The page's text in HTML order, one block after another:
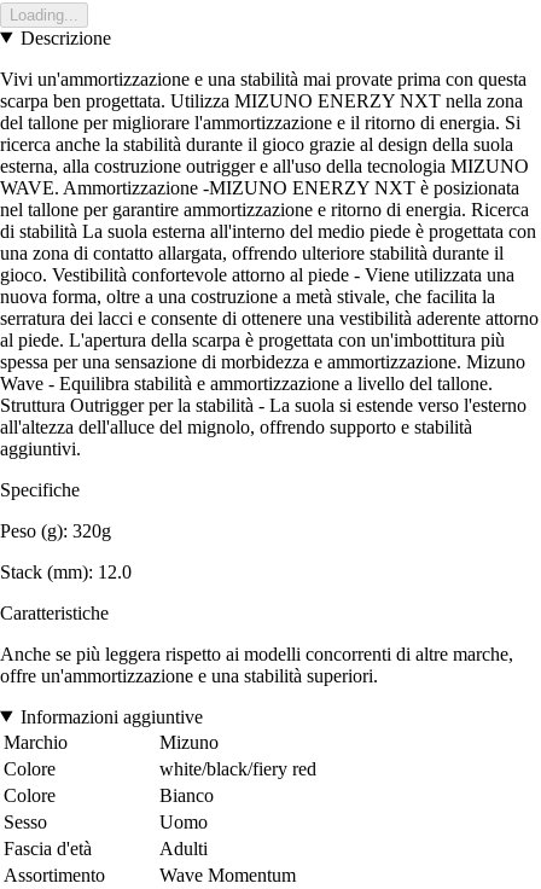
Loading...
Descrizione
Vivi un'ammortizzazione e una stabilità mai provate prima con questa
scarpa ben progettata. Utilizza MIZUNO ENERZY NXT nella zona
del tallone per migliorare l'ammortizzazione e il ritorno di energia. Si
ricerca anche la stabilità durante il gioco grazie al design della suola
esterna, alla costruzione outrigger e all'uso della tecnologia MIZUNO
WAVE. Ammortizzazione -MIZUNO ENERZY NXT è posizionata
nel tallone per garantire ammortizzazione e ritorno di energia. Ricerca
di stabilità La suola esterna all'interno del medio piede è progettata con
una zona di contatto allargata, offrendo ulteriore stabilità durante il
gioco. Vestibilità confortevole attorno al piede - Viene utilizzata una
nuova forma, oltre a una costruzione a metà stivale, che facilita la
serratura dei lacci e consente di ottenere una vestibilità aderente attorno
al piede. L'apertura della scarpa è progettata con un'imbottitura più
spessa per una sensazione di morbidezza e ammortizzazione. Mizuno
Wave - Equilibra stabilità e ammortizzazione a livello del tallone.
Struttura Outrigger per la stabilità - La suola si estende verso l'esterno
all'altezza dell'alluce del mignolo, offrendo supporto e stabilità
aggiuntivi.
Specifiche
Peso (g): 320g
Stack (mm): 12.0
Caratteristiche
Anche se più leggera rispetto ai modelli concorrenti di altre marche,
offre un'ammortizzazione e una stabilità superiori.
Informazioni aggiuntive
Marchio
Mizuno
Colore
white/black/fiery red
Colore
Bianco
Sesso
Uomo
Fascia d'età
Adulti
Assortimento
Wave Momentum